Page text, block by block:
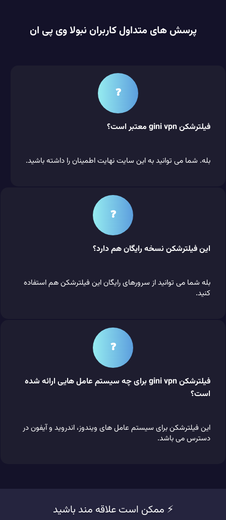
پرسش های متداول کاربران نبولا وی پی ان
فیلترشکن gini vpn معتبر است؟
بله. شما می توانید به این سایت نهایت اطمینان را داشته باشید.
❓
این فیلترشکن نسخه رایگان هم دارد؟
بله شما می توانید از سرورهای رایگان این فیلترشکن هم استفاده
کنید.
❓
فیلترشکن gini vpn برای چه سیستم عامل هایی ارائه شده
است؟
این فیلترشکن برای سیستم عامل های ویندوز، اندروید و آیفون در
دسترس می باشد.
❓
⚡️ ممکن است علاقه مند باشید